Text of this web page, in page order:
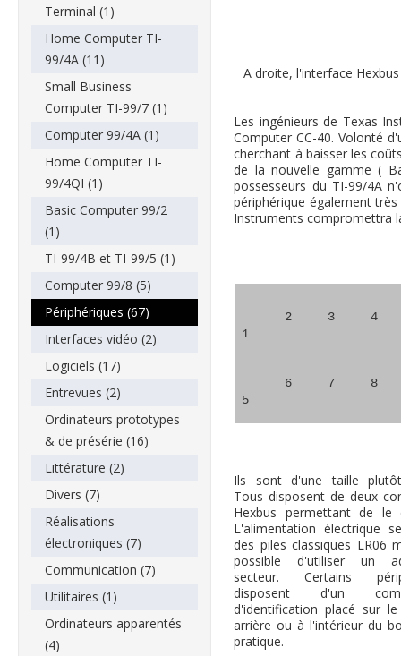
Terminal (1)
Home Computer TI-
99/4A (11)
Small Business
Computer TI-99/7 (1)
Computer 99/4A (1)
Home Computer TI-
99/4QI (1)
Basic Computer 99/2
(1)
TI-99/4B et TI-99/5 (1)
Computer 99/8 (5)
Périphériques (67)
Interfaces vidéo (2)
Logiciels (17)
Entrevues (2)
Ordinateurs prototypes
& de présérie (16)
Littérature (2)
Divers (7)
Réalisations
électroniques (7)
Communication (7)
Utilitaires (1)
Ordinateurs apparentés
(4)
A droite, l'interface
Les ingénieurs de Texas
Computer CC-40. Volonté
cherchant à baisser les
de la nouvelle gamme (
possesseurs du TI-99/4A
périphérique également
Instruments compromettra
1
2 3 4
5
6 7 8
Ils sont d'une taille
Tous disposent de deux
Hexbus permettant de le
L'alimentation électrique
des piles classiques LR06
possible d'utiliser un
secteur. Certains
disposent d'un
d'identification placé sur le
arrière ou à l'intérieur du
pratique.